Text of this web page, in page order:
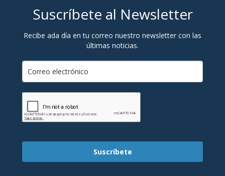
Suscríbete al Newsletter
Recibe ada día en tu correo nuestro newsletter con las
últimas noticias.
Suscríbete